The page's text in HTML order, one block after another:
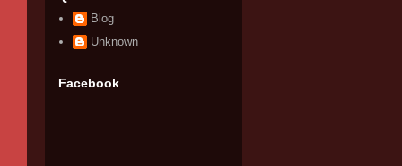
Blog
Unknown
Facebook